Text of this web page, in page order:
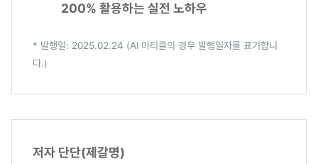
200% 활용하는 실전 노하우
* 발행일: 2025.02.24 (AI 아티클의 경우 발행일자를 표기합니
다.)
저자 단단(제갈명)